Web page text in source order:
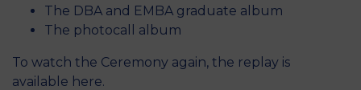
The DBA and EMBA graduate album
The photocall album
To watch the Ceremony again, the replay is
available here.